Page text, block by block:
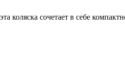
коляска сочетает в себе